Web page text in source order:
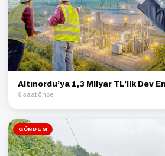
Altınordu’ya 1,3 Milyar TL’lik Dev
9 saat önce
GÜNDEM